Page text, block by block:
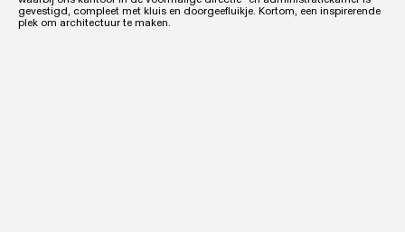
gevestigd, compleet met kluis en doorgeefluikje. Kortom, een inspirerende
plek om architectuur te maken.